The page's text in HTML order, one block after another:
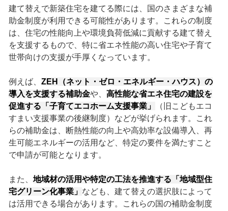
建て替えで新築住宅を建てる際には、国のさまざまな補
助金制度が利用できる可能性があります。これらの制度
は、住宅の性能向上や環境負荷低減に貢献する建て替え
を支援するもので、特に省エネ性能の高い住宅や子育て
世帯向けの支援が手厚くなっています。
例えば、 ZEH（ネット・ゼロ・エネルギー・ハウス）の
導入を支援する補助金や、 高性能な省エネ住宅の建設を
促進する「子育てエコホーム支援事業」
（旧こどもエコ
すまい支援事業の後継制度）などが挙げられます。これ
らの補助金は、断熱性能の向上や高効率な設備導入、再
生可能エネルギーの活用など、特定の要件を満たすこと
で申請が可能となります。
また、 地域材の活用や特定の工法を推進する「地域型住
宅グリーン化事業」 なども、建て替えの選択肢によって
は活用できる場合があります。これらの国の補助金制度